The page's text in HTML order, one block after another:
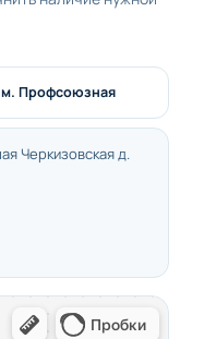
Черкизовская д.
м. Профсоюзная